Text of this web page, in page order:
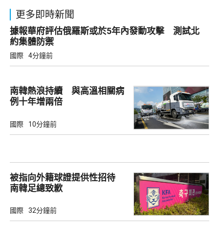
更多即時新聞
據報華府評估俄羅斯或於5年內發動攻擊 測試北
約集體防禦
國際 4分鐘前
南韓熱浪持續 與高溫相關病
例十年增兩倍
國際 10分鐘前
被指向外籍球證提供性招待
南韓足總致歉
國際 32分鐘前